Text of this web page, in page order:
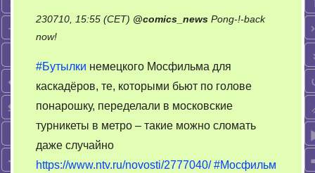
230710, 15:55 (CET) @comics_news Pong-!-back
now!on
Мосфильма
для
каскадёров
#Бутылки немецкого Мосфильма для
каскадёров, те, которыми бьют по голове
понарошку, переделали в московские
турникеты в метро – такие можно сломать
даже случайно
https://www.ntv.ru/novosti/2777040/ #Мосфильм